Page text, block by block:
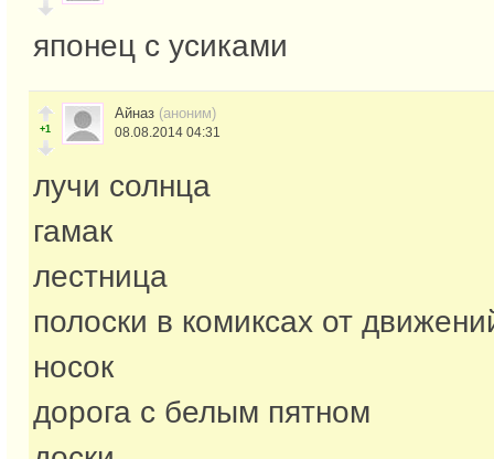
японец с усиками
+1
Айназ (аноним)
08.08.2014 04:31
лучи солнца
гамак
лестница
полоски в комиксах от
носок
дорога с белым пятном